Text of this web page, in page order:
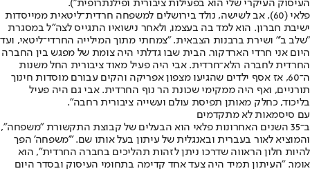
העיסוק העיקרי שלי הוא בפעילות ציבורית ופילנתרופית").
פלאי (60), אב לשישה, נולד בירושלים למשפחה חרדית־ליטאית ממייסדות
ישיבת חברון. הוא למד בה בעצמו, ולאחר נישואיו התגייס לצה"ל במסגרת
"שלב ב'" ושירת ברבנות הצבאית. "צמחתי מתוך המילייה החרדי־ליטאי, ועד
היום אני חרדי הארדקור. הבית שבו גדלתי היה צומת של מפגש בין החברה
החרדית לחברה הלא־חרדית. אבי היה פעיל מאוד ציבורית החל משנות
ה־60, אז אסף ילדים שהגיעו מצפון אפריקה והקים עבורם מוסדות חינוך
תורניים, ואף היה ממקימי שכונת הר נוף החרדית. אבי גם היה פעיל
בליכוד, כחלק מאותן תפיסת עולם ועשייה ציבורית רחבה".
עם סיסמאות לא מתקדמים
ב־35 השנים האחרונות פלאי הוא הבעלים של קבוצת התקשורת "משפחה",
והמוציא לאור בעברית ובאנגלית של עיתון בעל אותו שם. "'משפחה' הפך
להיות חלון הראווה שדרכו ניתן לזהות תהליכים בחברה החרדית", הוא
אומר. "העיתון תמיד היה צעד אחד קדימה בתחומי העיסוק ובסדר היום